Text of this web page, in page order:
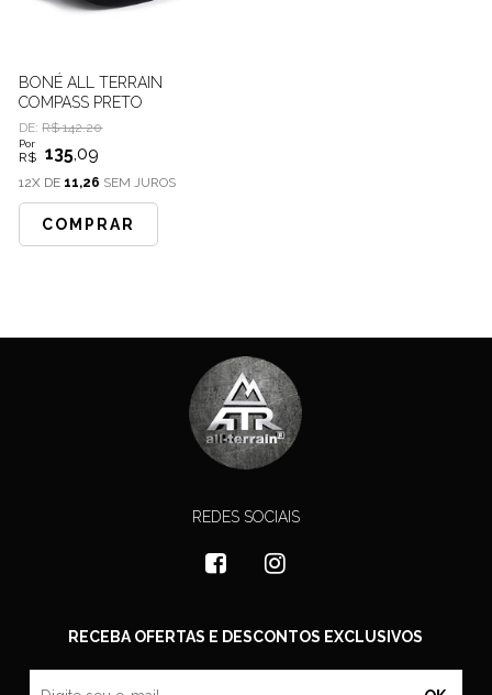
BONÉ ALL TERRAIN
COMPASS PRETO
DE:R$ 142.20
Por
R$ 135,09
12X DE 11,26 SEM JUROS
COMPRAR
REDES SOCIAIS
RECEBA OFERTAS E DESCONTOS EXCLUSIVOS